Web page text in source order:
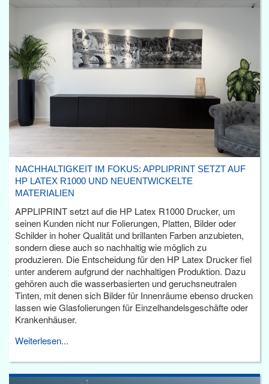
NACHHALTIGKEIT IM FOKUS: APPLIPRINT SETZT AUF
HP LATEX R1000 UND NEUENTWICKELTE
MATERIALIEN
APPLIPRINT setzt auf die HP Latex R1000 Drucker, um
seinen Kunden nicht nur Folierungen, Platten, Bilder oder
Schilder in hoher Qualität und brillanten Farben anzubieten,
sondern diese auch so nachhaltig wie möglich zu
produzieren. Die Entscheidung für den HP Latex Drucker fiel
unter anderem aufgrund der nachhaltigen Produktion. Dazu
gehören auch die wasserbasierten und geruchsneutralen
Tinten, mit denen sich Bilder für Innenräume ebenso drucken
lassen wie Glasfolierungen für Einzelhandelsgeschäfte oder
Krankenhäuser.
Weiterlesen...